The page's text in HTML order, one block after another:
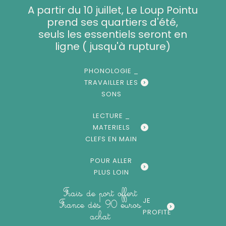
A partir du 10 juillet, Le Loup Pointu
prend ses quartiers d'été,
seuls les essentiels seront en
ligne ( jusqu'à rupture)
PHONOLOGIE _
TRAVAILLER LES
SONS
LECTURE _
MATERIELS
CLEFS EN MAIN
POUR ALLER
PLUS LOIN
Frais de port offert
France dès 90 euros
achat
JE
PROFITE